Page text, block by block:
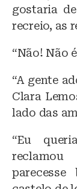
gostaria
recreio, as
“Não! Não
“A gente
Clara
lado das
“Eu